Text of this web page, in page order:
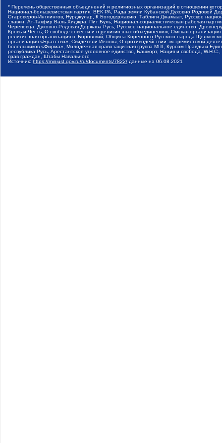
* Перечень общественных объединений и религиозных организаций в отношении
Национал-большевистская партия, ВЕК РА, Рада земли Кубанской Духовно Родовой
Староверов-Инглингов, Нурджулар, К Богодержавию, Таблиги Джамаат, Русское
славян, Ат-Такфир Валь-Хиджра, Пит Буль, Национал-социалистическая рабочая
Череповца, Духовно-Родовая Держава Русь, Русское национальное единство,
Кровь и Честь, О свободе совести и о религиозных объединениях, Омская
религиозная организация п. Боровский, Община Коренного Русского народа
организация «Братство», Свидетели Иеговы, О противодействии экстремистской
болельщиков «Фирма», Молодежная правозащитная группа МПГ, Курсом Правды и
республика Русь, Арестантское уголовное единство, Башкорт, Нация и свобода,
прав граждан, Штабы Навального
Источник: https://minjust.gov.ru/ru/documents/7822/ данные на 06.08.2021